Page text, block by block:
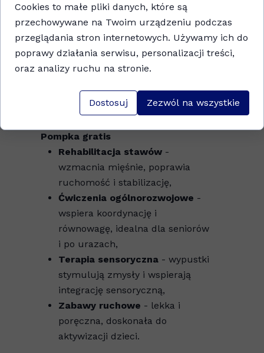
Pompka gratis
Rehabilitacja stawów -
wzmacnia mięśnie, poprawia
ruchomość i stabilizację,
Ćwiczenia ogólnorozwojowe -
wspiera koordynację i
równowagę, idealna dla seniorów
i po urazach,
Terapia sensoryczna - wypustki
stymulują zmysły i wspierają
integrację sensoryczną,
Zabawy ruchowe - lekka i
poręczna, doskonała do
aktywizacji dzieci.
Cookies to małe pliki danych, które są
przechowywane na Twoim urządzeniu podczas
przeglądania stron internetowych. Używamy ich do
poprawy działania serwisu, personalizacji treści,
oraz analizy ruchu na stronie.
Dostosuj Zezwól na wszystkie